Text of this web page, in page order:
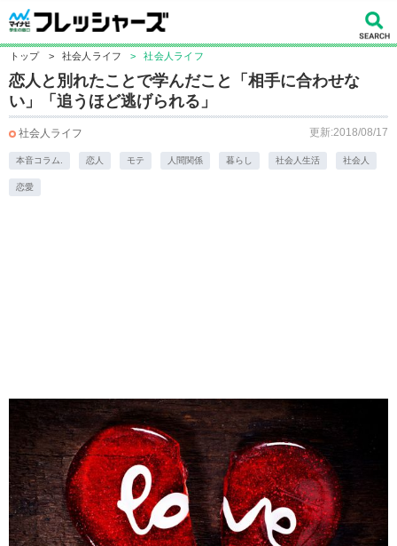
トップ > 社会人ライフ > 社会人ライフ
恋人と別れたことで学んだこと「相手に合わせな
い」「追うほど逃げられる」
社会人ライフ 更新:2018/08/17
本音コラム. 恋人 モテ 人間関係 暮らし 社会人生活 社会人
恋愛